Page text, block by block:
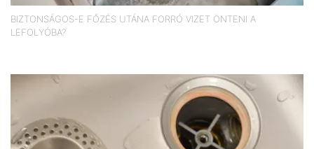
BIZTONSÁGOS-E FŐZÉS UTÁNA FORRÓ VIZET ÖNTENI A
LEFOLYÓBA?